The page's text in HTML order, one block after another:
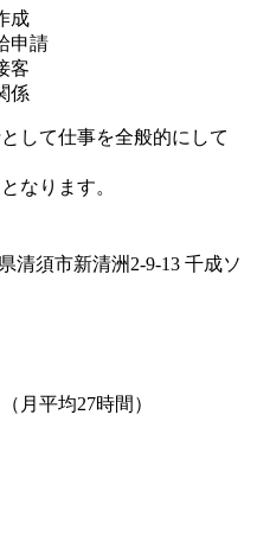
成
申請
客
係
して仕事を全般的にして
なります。
清須市新清洲2-9-13 千成ソ
月平均27時間）